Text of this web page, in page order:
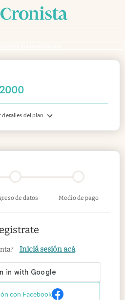
detalles del plan
de datos Medio de pago
Iniciá sesión acá
con Facebook